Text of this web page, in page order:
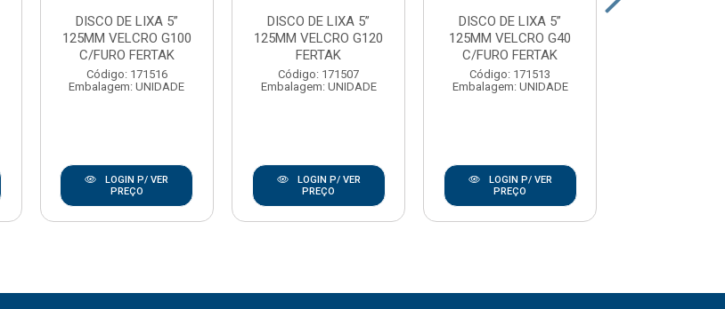
DISCO DE LIXA 5”
125MM VELCRO G100
C/FURO FERTAK
Código: 171516
Embalagem: UNIDADE
LOGIN P/ VER
PREÇO
DISCO DE LIXA 5”
125MM VELCRO G120
FERTAK
Código: 171507
Embalagem: UNIDADE
LOGIN P/ VER
PREÇO
DISCO DE LIXA 5”
125MM VELCRO G40
C/FURO FERTAK
Código: 171513
Embalagem: UNIDADE
LOGIN P/ VER
PREÇO